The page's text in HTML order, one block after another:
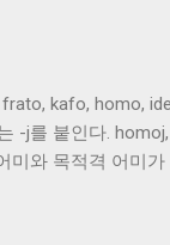
kafo, homo,
-j를 붙인다.
미와 목적격 어미